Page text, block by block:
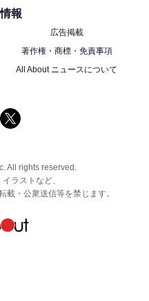
報
広告掲載
著作権・商標・免責事項
All About ニュースについて
All rights reserved.
ラストなど、
載・公衆送信等を禁じます。